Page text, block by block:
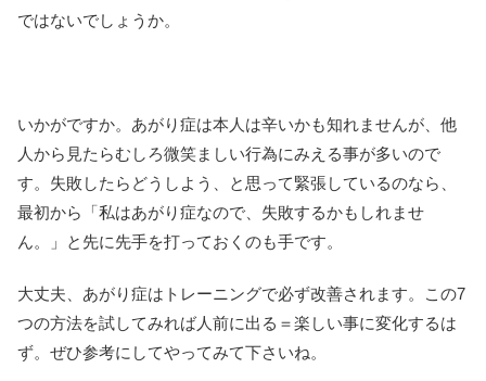
ではないでしょうか。
いかがですか。あがり症は本人は辛いかも知れませんが、他
人から見たらむしろ微笑ましい行為にみえる事が多いので
す。失敗したらどうしよう、と思って緊張しているのなら、
最初から「私はあがり症なので、失敗するかもしれませ
ん。」と先に先手を打っておくのも手です。
大丈夫、あがり症はトレーニングで必ず改善されます。この7
つの方法を試してみれば人前に出る＝楽しい事に変化するは
ず。ぜひ参考にしてやってみて下さいね。